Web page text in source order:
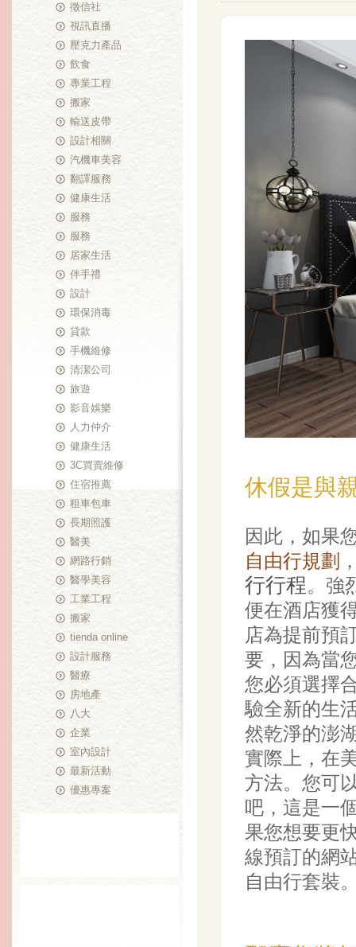
徵信社
視訊直播
壓克力產品
飲食
專業工程
搬家
輸送皮帶
設計相關
汽機車美容
翻譯服務
健康生活
服務
服務
居家生活
伴手禮
設計
環保消毒
貸款
手機維修
清潔公司
旅遊
影音娛樂
人力仲介
健康生活
3C買賣維修
住宿推薦
租車包車
長期照護
醫美
網路行銷
醫學美容
工業工程
搬家
tienda online
設計服務
醫療
房地產
八大
企業
室內設計
最新活動
優惠專案
休假是與
因此，如果
自由行規劃
行行程。強
便在酒店獲
店為提前預
要，因為當
您必須選擇
驗全新的生
然乾淨的澎
實際上，在
方法。您可
吧，這是一
果您想要更
線預訂的網
自由行套裝